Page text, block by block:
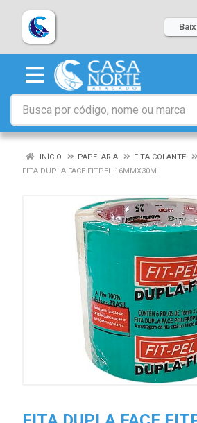
INÍCIO PAPELARIA
FITA COLANTE
FITA DUPLA FACE FITPEL 16MMX30M